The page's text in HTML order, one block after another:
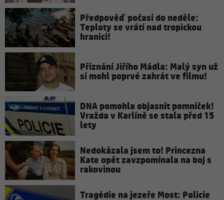
Předpověď počasí do neděle:
Teploty se vrátí nad tropickou
hranici!
Přiznání Jiřího Mádla: Malý syn už
si mohl poprvé zahrát ve filmu!
DNA pomohla objasnit pomníček!
Vražda v Karlíně se stala před 15
lety
Nedokázala jsem to! Princezna
Kate opět zavzpomínala na boj s
rakovinou
Tragédie na jezeře Most: Policie